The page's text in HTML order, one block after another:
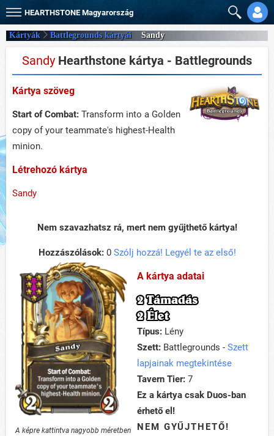
HEARTHSTONE Magyarország
Kártyák Battlegrounds kártyái Sandy
Sandy Hearthstone kártya - Battlegrounds
Kártya szöveg
Start of Combat: Transform into a Golden
copy of your teammate's highest-Health
minion.
Létrehozó kártya
Sandy
Nem szavazhatsz rá, mert nem gyűjthető kártya!
Hozzászólások:0 Szólj hozzá! Legyél te az első!
A képre kattintva nagyobb méretben
A kártya adatai
2 Támadás
2 Élet
Típus: Lény
Szett: Battlegrounds - Szett
lapjainak megtekintése
Tavern Tier: 7
Ez a kártya csak Duos-ban
érhető el!
NEM GYŰJTHETŐ!